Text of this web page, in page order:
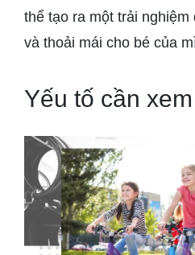
thể tạo ra một trải nghiệm
và thoải mái cho bé của
Yếu tố cần